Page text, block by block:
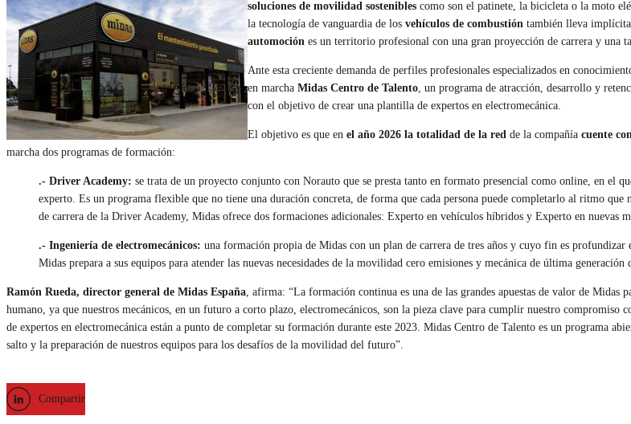
soluciones de movilidad sostenibles como son el patinete, la bicicleta o la moto
la tecnología de vanguardia de los vehículos de combustión también lleva
automoción es un territorio profesional con una gran proyección de carrera y una
Ante esta creciente demanda de perfiles profesionales especializados en
en marcha Midas Centro de Talento , un programa de atracción, desarrollo y
con el objetivo de crear una plantilla de expertos en electromecánica.
El objetivo es que en el año 2026 la totalidad de la red de la compañía cuente
marcha dos programas de formación:
.- Driver Academy: se trata de un proyecto conjunto con Norauto que se presta tanto en formato presencial como online, en el
experto. Es un programa flexible que no tiene una duración concreta, de forma que cada persona puede completarlo al ritmo
de carrera de la Driver Academy, Midas ofrece dos formaciones adicionales: Experto en vehículos híbridos y Experto en nuevas
.- Ingeniería de electromecánicos: una formación propia de Midas con un plan de carrera de tres años y cuyo fin es
Midas prepara a sus equipos para atender las nuevas necesidades de la movilidad cero emisiones y mecánica de última generación
Ramón Rueda, director general de Midas España , afirma: “La formación continua es una de las grandes apuestas de valor de
humano, ya que nuestros mecánicos, en un futuro a corto plazo, electromecánicos, son la pieza clave para cumplir nuestro
de expertos en electromecánica están a punto de completar su formación durante este 2023. Midas Centro de Talento es un programa
salto y la preparación de nuestros equipos para los desafíos de la movilidad del futuro”.
Compartir